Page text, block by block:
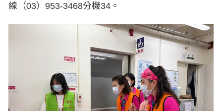
線（03）953-3468分機34。